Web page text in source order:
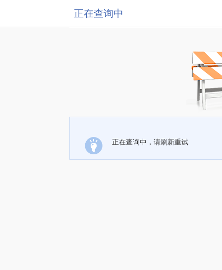
正在查询中
正在查询中，请刷新重试